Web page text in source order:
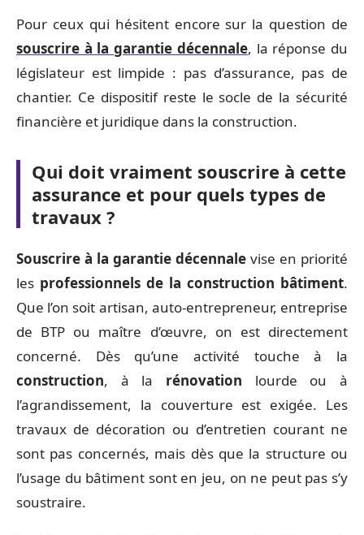
Pour ceux qui hésitent encore sur la question de
souscrire à la garantie décennale, la réponse du
législateur est limpide : pas d’assurance, pas de
chantier. Ce dispositif reste le socle de la sécurité
financière et juridique dans la construction.
Qui doit vraiment souscrire à cette
assurance et pour quels types de
travaux ?
Souscrire à la garantie décennale vise en priorité
les professionnels de la construction bâtiment.
Que l’on soit artisan, auto-entrepreneur, entreprise
de BTP ou maître d’œuvre, on est directement
concerné. Dès qu’une activité touche à la
construction, à la rénovation lourde ou à
l’agrandissement, la couverture est exigée. Les
travaux de décoration ou d’entretien courant ne
sont pas concernés, mais dès que la structure ou
l’usage du bâtiment sont en jeu, on ne peut pas s’y
soustraire.